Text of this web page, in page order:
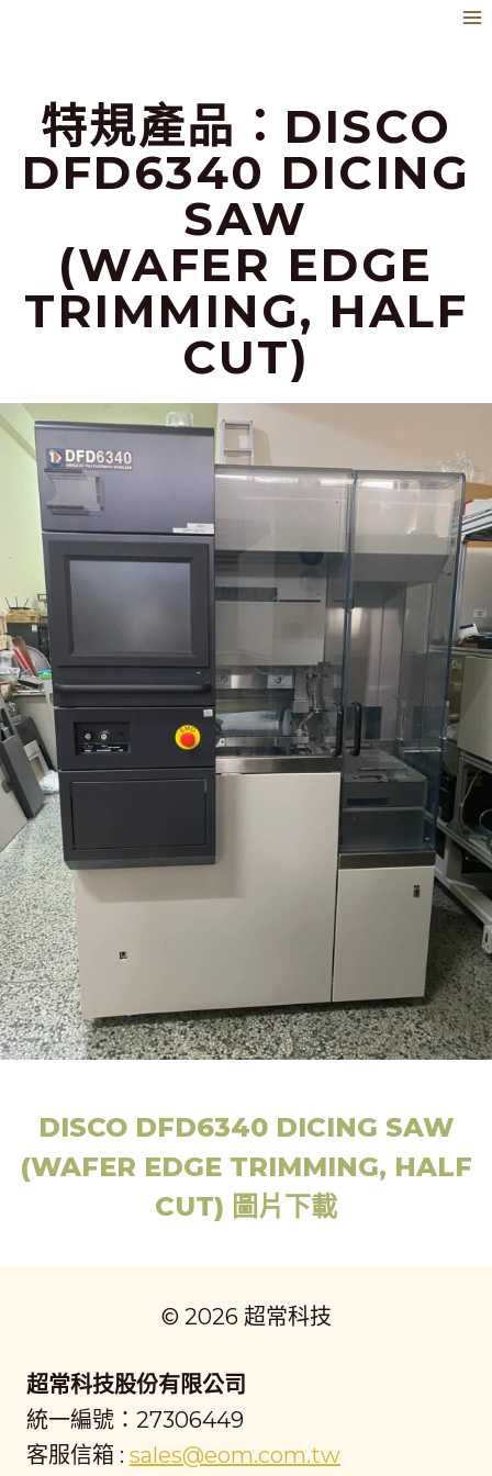
特規產品：DISCO
DFD6340 DICING
SAW
(WAFER EDGE
TRIMMING, HALF
CUT)
DISCO DFD6340 DICING SAW
(WAFER EDGE TRIMMING, HALF
CUT) 圖片下載
© 2026 超常科技
超常科技股份有限公司
統一編號：27306449
客服信箱 : sales@eom.com.tw